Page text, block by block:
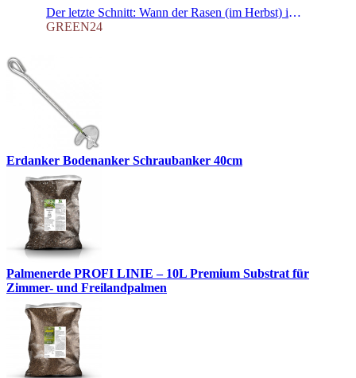
Der letzte Schnitt: Wann der Rasen (im Herbst) in den Winterschlaf geht
GREEN24
Erdanker Bodenanker Schraubanker 40cm
Palmenerde PROFI LINIE – 10L Premium Substrat für
Zimmer- und Freilandpalmen